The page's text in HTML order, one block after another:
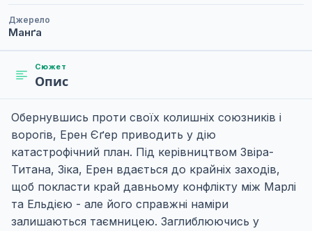
Джерело
Манґа
Сюжет
Опис
Обернувшись проти своїх колишніх союзників і
ворогів, Ерен Єґер приводить у дію
катастрофічний план. Під керівництвом Звіра-
Титана, Зіка, Ерен вдається до крайніх заходів,
щоб покласти край давньому конфлікту між Марлі
та Ельдією - але його справжні наміри
залишаються таємницею. Заглиблюючись у